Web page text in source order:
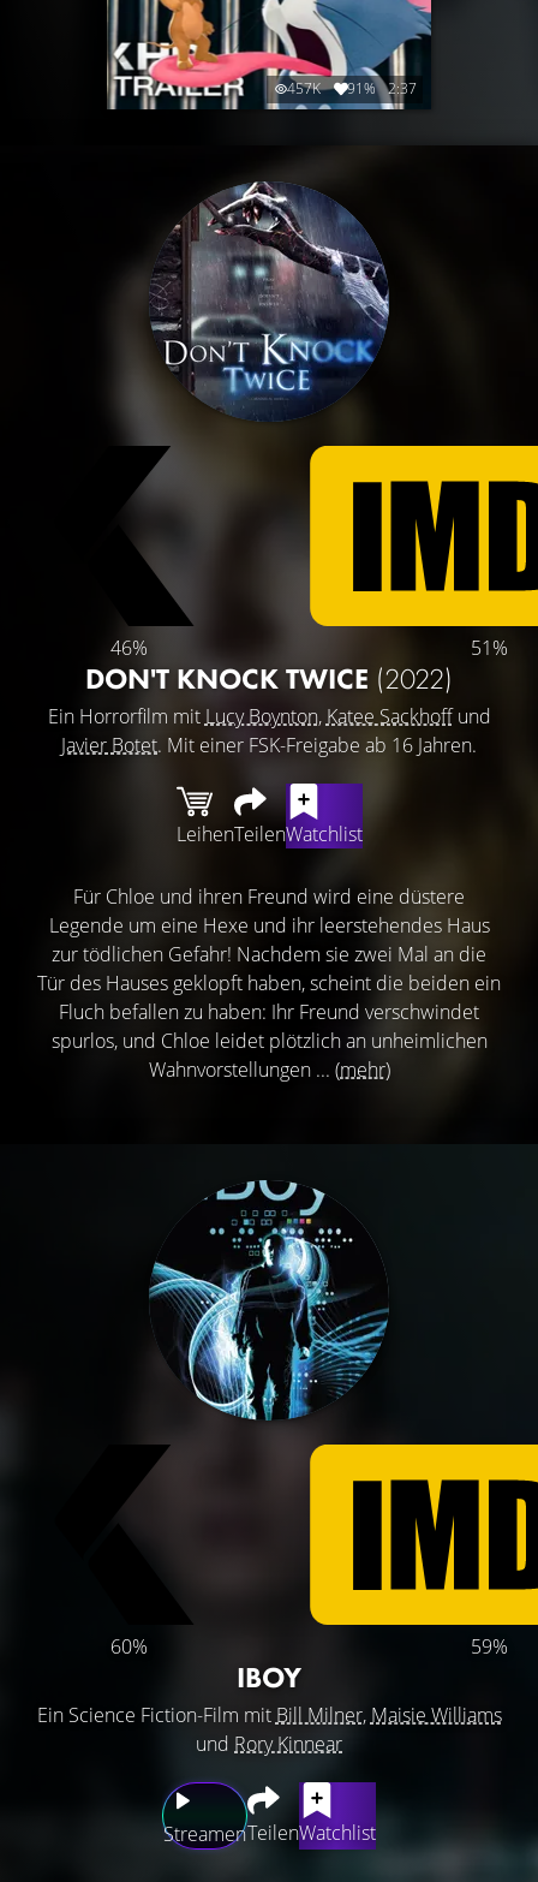
457K 91% 2:37
46% 51%
DON'T KNOCK TWICE (2022)
Ein Horrorfilm mit Lucy Boynton, Katee Sackhoffund
Javier Botet. Mit einer FSK-Freigabe ab 16 Jahren.
LeihenTeilenWatchlist
Für Chloe und ihren Freund wird eine düstere
Legende um eine Hexe und ihr leerstehendes Haus
zur tödlichen Gefahr! Nachdem sie zwei Mal an die
Tür des Hauses geklopft haben, scheint die beiden ein
Fluch befallen zu haben: Ihr Freund verschwindet
spurlos, und Chloe leidet plötzlich an unheimlichen
Wahnvorstellungen ... (mehr)
60% 59%
IBOY
Ein Science Fiction-Film mit Bill Milner, Maisie Williams
und Rory Kinnear
StreamenTeilenWatchlist